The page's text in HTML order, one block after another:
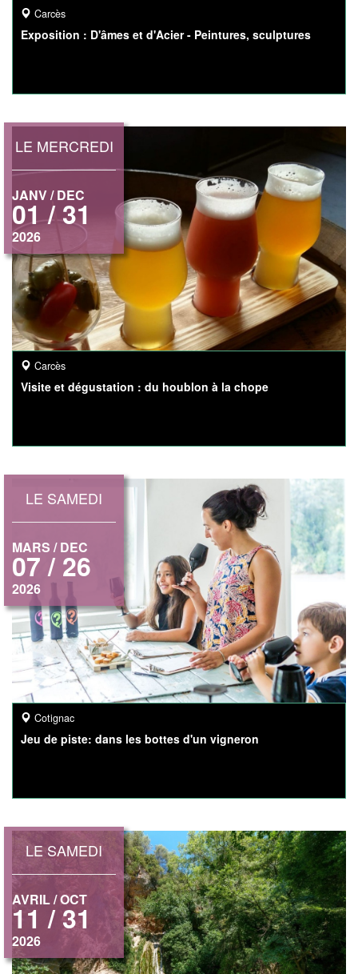
Carcès
Exposition : D'âmes et d'Acier - Peintures, sculptures
LE MERCREDI
JANV / DEC
01 / 31
2026
Carcès
Visite et dégustation : du houblon à la chope
LE SAMEDI
MARS / DEC
07 / 26
2026
Cotignac
Jeu de piste: dans les bottes d'un vigneron
LE SAMEDI
AVRIL / OCT
11 / 31
2026